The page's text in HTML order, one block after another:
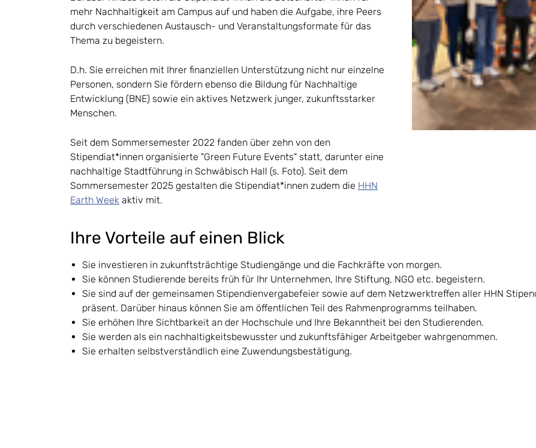
mehr Nachhaltigkeit am Campus auf und haben die Aufgabe, ihre Peers
durch verschiedenen Austausch- und Veranstaltungsformate für das
Thema zu begeistern.
D.h. Sie erreichen mit Ihrer finanziellen Unterstützung nicht nur einzelne
Personen, sondern Sie fördern ebenso die Bildung für Nachhaltige
Entwicklung (BNE) sowie ein aktives Netzwerk junger, zukunftsstarker
Menschen.
Seit dem Sommersemester 2022 fanden über zehn von den
Stipendiat*innen organisierte "Green Future Events" statt, darunter eine
nachhaltige Stadtführung in Schwäbisch Hall (s. Foto). Seit dem
Sommersemester 2025 gestalten die Stipendiat*innen zudem die HHN
Earth Week aktiv mit.
Ihre Vorteile auf einen Blick
Sie investieren in zukunftsträchtige Studiengänge und die Fachkräfte von morgen.
Sie können Studierende bereits früh für Ihr Unternehmen, Ihre Stiftung, NGO etc. begeistern.
Sie sind auf der gemeinsamen Stipendienvergabefeier sowie auf dem Netzwerktreffen aller HHN
präsent. Darüber hinaus können Sie am öffentlichen Teil des Rahmenprogramms teilhaben.
Sie erhöhen Ihre Sichtbarkeit an der Hochschule und Ihre Bekanntheit bei den Studierenden.
Sie werden als ein nachhaltigkeitsbewusster und zukunftsfähiger Arbeitgeber wahrgenommen.
Sie erhalten selbstverständlich eine Zuwendungsbestätigung.